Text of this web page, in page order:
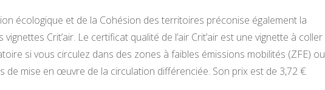
écologique et de la Cohésion des territoires préconise également la
Crit’air. Le certificat qualité de l’air Crit’air est une vignette à coller
si vous circulez dans des zones à faibles émissions mobilités (ZFE) ou
de mise en œuvre de la circulation différenciée. Son prix est de 3,72 €.